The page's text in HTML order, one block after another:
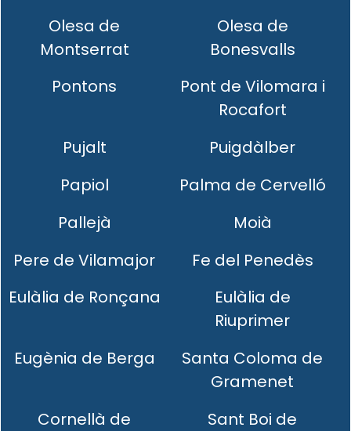
Olesa de
Montserrat
Olesa de
Bonesvalls
Pontons
Pont de Vilomara i
Rocafort
Pujalt
Puigdàlber
Papiol
Palma de Cervelló
Pallejà
Moià
Pere de Vilamajor
Fe del Penedès
Eulàlia de Ronçana
Eulàlia de
Riuprimer
Eugènia de Berga
Santa Coloma de
Gramenet
Cornellà de
Sant Boi de